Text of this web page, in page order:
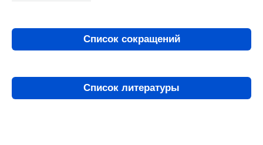
Список сокращений
Список литературы